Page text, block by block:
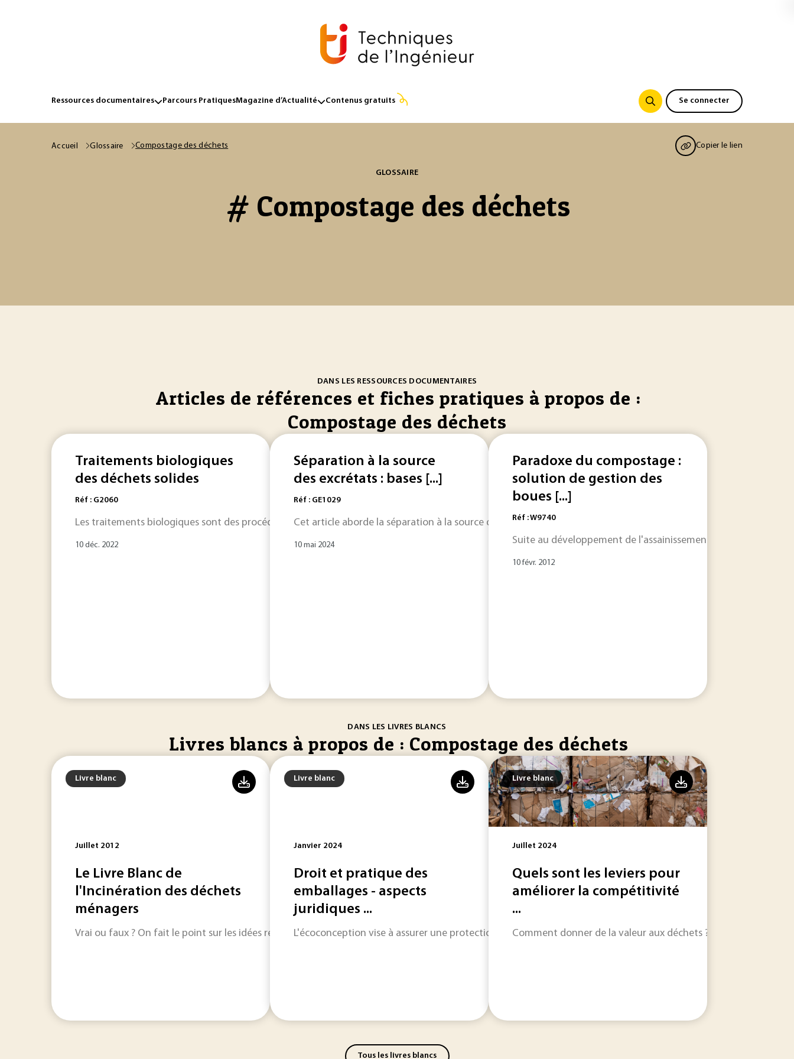
Ressources documentaires Parcours PratiquesMagazine d’Actualité Contenus gratuits Se connecter
Accueil Glossaire Compostage des déchets Copier le lien
GLOSSAIRE
# Compostage des déchets
DANS LES RESSOURCES DOCUMENTAIRES
Articles de références et fiches pratiques à propos de :
Compostage des déchets
Traitements biologiques
des déchets solides
Réf : G2060
Les traitements biologiques sont des procédés efficaces dans leurs domaines d'application. Ils n'exigent pas de technologies sophistiquées, sont simples de
10 déc. 2022
Séparation à la source
des excrétats : bases [...]
Réf : GE1029
Cet article aborde la séparation à la source des urines et matières fécales en France dont le déploiement
10 mai 2024
Paradoxe du compostage :
solution de gestion des
boues [...]
Réf : W9740
Suite au développement de l'assainissement, la gestion des
10 févr. 2012
DANS LES LIVRES BLANCS
Livres blancs à propos de : Compostage des déchets
Livre blanc
Juillet 2012
Le Livre Blanc de
l'Incinération des déchets
ménagers
Vrai ou faux ? On fait le point sur les idées reçues sur le traitement et la valorisation des déchets.
Livre blanc
Janvier 2024
Droit et pratique des
emballages - aspects
juridiques ...
L'écoconception vise à assurer une protection de l'environnement cohérente sur l'ensemble du territoire de
Livre blanc
Juillet 2024
Quels sont les leviers pour
améliorer la compétitivité
...
Comment donner de la valeur aux déchets ?
Tous les livres blancs